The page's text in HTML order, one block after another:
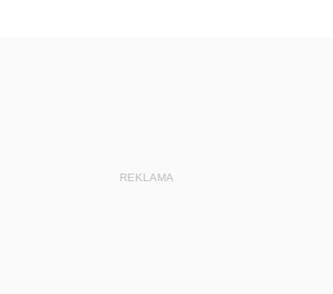
REKLAMA